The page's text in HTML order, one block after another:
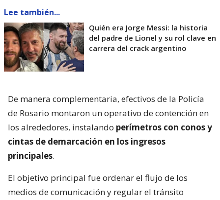
Lee también...
Quién era Jorge Messi: la historia
del padre de Lionel y su rol clave en
carrera del crack argentino
De manera complementaria, efectivos de la Policía
de Rosario montaron un operativo de contención en
los alrededores, instalando perímetros con conos y
cintas de demarcación en los ingresos
principales.
El objetivo principal fue ordenar el flujo de los
medios de comunicación y regular el tránsito